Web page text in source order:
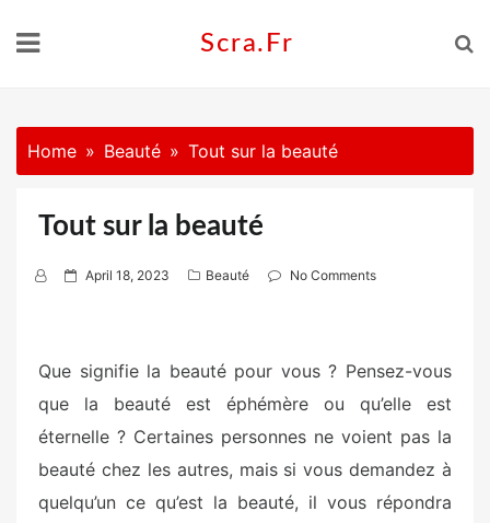
Scra.fr
Home Beauté Tout sur la beauté
Tout sur la beauté
P
e
o
April 18, 2023 Beauté No Comments
Que signifie la beauté pour vous ? Pensez-vous
que la beauté est éphémère ou qu’elle est
éternelle ? Certaines personnes ne voient pas la
beauté chez les autres, mais si vous demandez à
quelqu’un ce qu’est la beauté, il vous répondra